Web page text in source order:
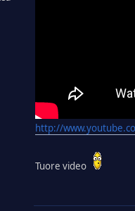
http://
Tuore video